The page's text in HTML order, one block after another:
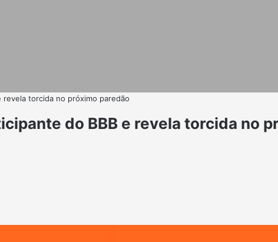
torcida no próximo paredão
do BBB e revela torcida no